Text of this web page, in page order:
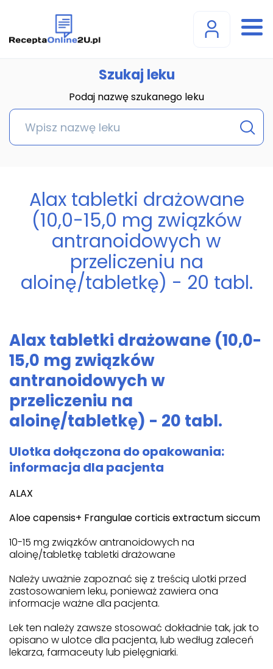
Szukaj leku
Podaj nazwę szukanego leku
Alax tabletki drażowane
(10,0-15,0 mg związków
antranoidowych w
przeliczeniu na
aloinę/tabletkę) - 20 tabl.
Alax tabletki drażowane (10,0-
15,0 mg związków
antranoidowych w
przeliczeniu na
aloinę/tabletkę) - 20 tabl.
Ulotka dołączona do opakowania:
informacja dla pacjenta
ALAX
Aloe capensis+ Frangulae corticis extractum siccum
10-15 mg związków antranoidowych na
aloinę/tabletkę tabletki drażowane
Należy uważnie zapoznać się z treścią ulotki przed
zastosowaniem leku, ponieważ zawiera ona
informacje ważne dla pacjenta.
Lek ten należy zawsze stosować dokładnie tak, jak to
opisano w ulotce dla pacjenta, lub według zaleceń
lekarza, farmaceuty lub pielęgniarki.